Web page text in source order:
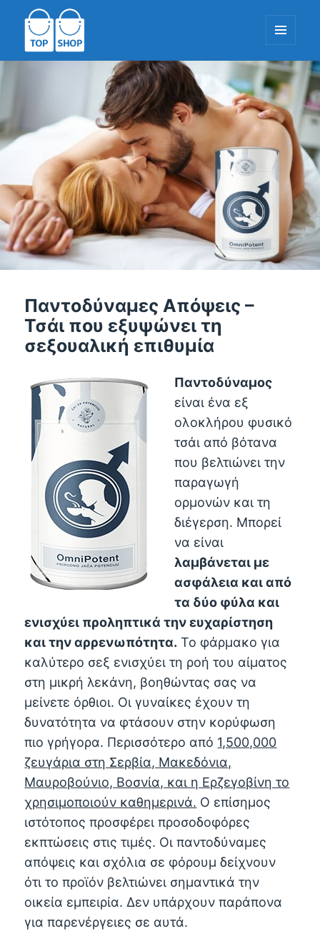
TopShop-EU.com
ΚΑΙ
WIDGETS
Παντοδύναμες Απόψεις –
Τσάι που εξυψώνει τη
σεξουαλική επιθυμία
Παντοδύναμος
είναι ένα εξ
ολοκλήρου φυσικό
τσάι από βότανα
που βελτιώνει την
παραγωγή
ορμονών και τη
διέγερση. Μπορεί
να είναι
λαμβάνεται με
ασφάλεια και από
τα δύο φύλα και
ενισχύει προληπτικά την ευχαρίστηση
και την αρρενωπότητα. Το φάρμακο για
καλύτερο σεξ ενισχύει τη ροή του αίματος
στη μικρή λεκάνη, βοηθώντας σας να
μείνετε όρθιοι. Οι γυναίκες έχουν τη
δυνατότητα να φτάσουν στην κορύφωση
πιο γρήγορα. Περισσότερο από 1,500,000
ζευγάρια στη Σερβία, Μακεδόνια,
Μαυροβούνιο, Βοσνία, και η Ερζεγοβίνη το
χρησιμοποιούν καθημερινά. Ο επίσημος
ιστότοπος προσφέρει προσοδοφόρες
εκπτώσεις στις τιμές. Οι παντοδύναμες
απόψεις και σχόλια σε φόρουμ δείχνουν
ότι το προϊόν βελτιώνει σημαντικά την
οικεία εμπειρία. Δεν υπάρχουν παράπονα
για παρενέργειες σε αυτά.